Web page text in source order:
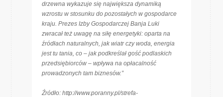
drzewna wykazuje się największa dynamiką
wzrostu w stosunku do pozostałych w gospodarce
kraju. Prezes Izby Gospodarczej Banja Luki
zwracał też uwagę na siłę energetyki: oparta na
źródłach naturalnych, jak wiatr czy woda, energia
jest tu tania, co – jak podkreślał gość podlaskich
przedsiębiorców – wpływa na opłacalność
prowadzonych tam biznesów.”
Źródło: http://www.poranny.pl/strefa-